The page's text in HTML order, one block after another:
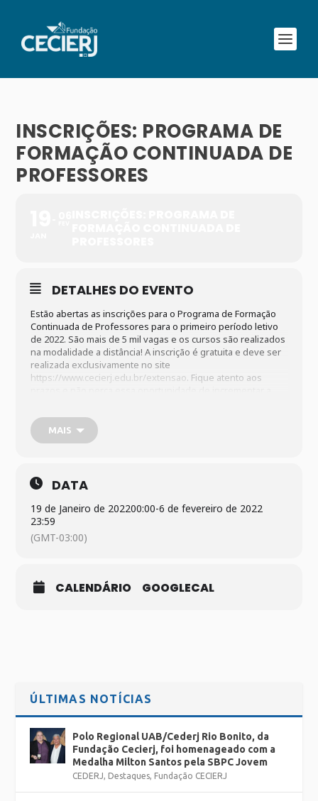
INSCRIÇÕES: PROGRAMA DE
FORMAÇÃO CONTINUADA DE
PROFESSORES
DETALHES DO EVENTO
Estão abertas as inscrições para o Programa de Formação
Continuada de Professores para o primeiro período letivo
de 2022. São mais de 5 mil vagas e os cursos são realizados
na modalidade a distância! A inscrição é gratuita e deve ser
realizada exclusivamente no site
https://www.cecierj.edu.br/extensao. Fique atento aos
temáticas. Veja mais detalhes em
https://www.cecierj.edu.br/2022/01/18/mais-de-5-mil-
vagas-para-programa-de-formacao-continuada-de-
MAIS
DATA
19 de Janeiro de 202200:00-6 de fevereiro de 2022
23:59
(GMT-03:00)
CALENDÁRIO GOOGLECAL
ÚLTIMAS NOTÍCIAS
Polo Regional UAB/Cederj Rio Bonito, da
Fundação Cecierj, foi homenageado com a
Medalha Milton Santos pela SBPC Jovem
CEDERJ, Destaques, Fundação CECIERJ